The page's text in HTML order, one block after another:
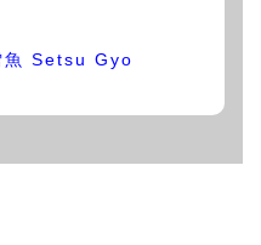
魚 Setsu Gyo